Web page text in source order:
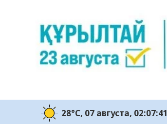
28°C, 07 августа, 02:07:42